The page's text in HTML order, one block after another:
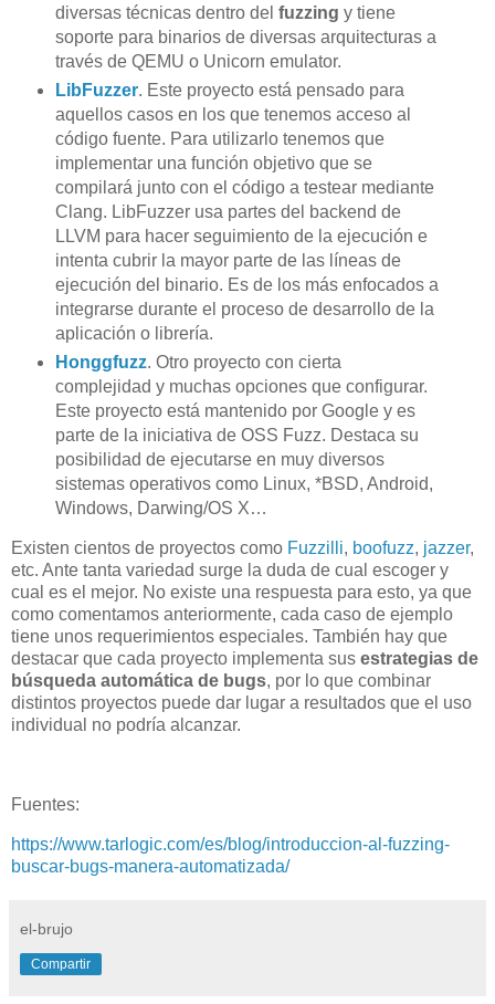
diversas técnicas dentro del fuzzing y tiene
soporte para binarios de diversas arquitecturas a
través de QEMU o Unicorn emulator.
LibFuzzer. Este proyecto está pensado para
aquellos casos en los que tenemos acceso al
código fuente. Para utilizarlo tenemos que
implementar una función objetivo que se
compilará junto con el código a testear mediante
Clang. LibFuzzer usa partes del backend de
LLVM para hacer seguimiento de la ejecución e
intenta cubrir la mayor parte de las líneas de
ejecución del binario. Es de los más enfocados a
integrarse durante el proceso de desarrollo de la
aplicación o librería.
Honggfuzz. Otro proyecto con cierta
complejidad y muchas opciones que configurar.
Este proyecto está mantenido por Google y es
parte de la iniciativa de OSS Fuzz. Destaca su
posibilidad de ejecutarse en muy diversos
sistemas operativos como Linux, *BSD, Android,
Windows, Darwing/OS X…
Existen cientos de proyectos como Fuzzilli, boofuzz, jazzer,
etc. Ante tanta variedad surge la duda de cual escoger y
cual es el mejor. No existe una respuesta para esto, ya que
como comentamos anteriormente, cada caso de ejemplo
tiene unos requerimientos especiales. También hay que
destacar que cada proyecto implementa sus estrategias de
búsqueda automática de bugs, por lo que combinar
distintos proyectos puede dar lugar a resultados que el uso
individual no podría alcanzar.
Fuentes:
https://www.tarlogic.com/es/blog/introduccion-al-fuzzing-
buscar-bugs-manera-automatizada/
el-brujo
Compartir